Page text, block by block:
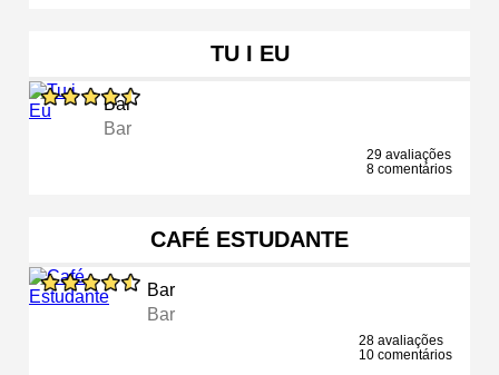
TU I EU
Bar
Bar
29 avaliações
8 comentários
CAFÉ ESTUDANTE
Bar
Bar
28 avaliações
10 comentários